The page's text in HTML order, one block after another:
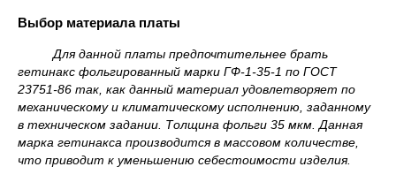
Выбор материала платы
Для данной платы предпочтительнее брать
гетинакс фольгированный марки ГФ-1-35-1 по ГОСТ
23751-86 так, как данный материал удовлетворяет по
механическому и климатическому исполнению, заданному
в техническом задании. Толщина фольги 35 мкм. Данная
марка гетинакса производится в массовом количестве,
что приводит к уменьшению себестоимости изделия.